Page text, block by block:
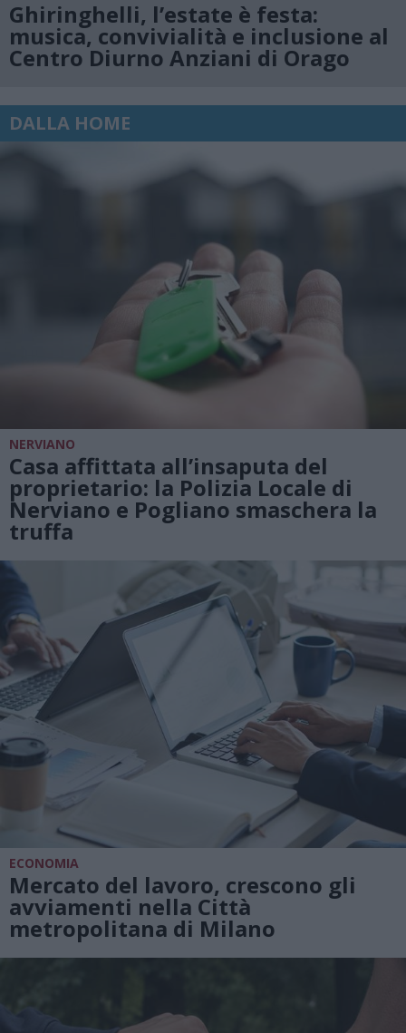
Ghiringhelli, l’estate è festa:
musica, convivialità e inclusione al
Centro Diurno Anziani di Orago
DALLA HOME
NERVIANO
Casa affittata all’insaputa del
proprietario: la Polizia Locale di
Nerviano e Pogliano smaschera la
truffa
ECONOMIA
Mercato del lavoro, crescono gli
avviamenti nella Città
metropolitana di Milano